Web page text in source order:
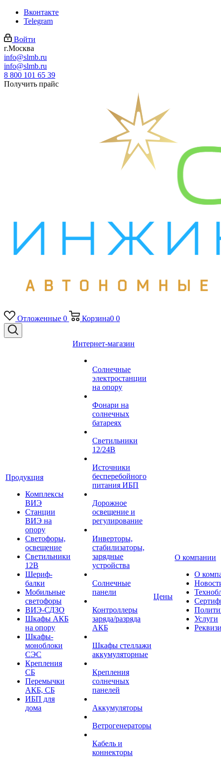
Вконтакте
Telegram
Войти
г.Москва
info@slmb.ru
info@slmb.ru
8 800 101 65 39
Получить прайс
Отложенные 0 Корзина0 0
Продукция
Комплексы
ВИЭ
Станции
ВИЭ на
опору
Светофоры,
освещение
Светильники
12В
Шериф-
балки
Мобильные
светофоры
ВИЭ-СДЗО
Шкафы АКБ
на опору
Шкафы-
моноблоки
СЭС
Крепления
СБ
Перемычки
АКБ, СБ
ИБП для
дома
Интернет-магазин
Солнечные
электростанции
на опору
Фонари на
солнечных
батареях
Светильники
12/24В
Источники
бесперебойного
питания ИБП
Дорожное
освещение и
регулирование
Инверторы,
стабилизаторы,
зарядные
устройства
Солнечные
панели
Контроллеры
заряда/разряда
АКБ
Шкафы стеллажи
аккумуляторные
Крепления
солнечных
панелей
Аккумуляторы
Ветрогенераторы
Кабель и
коннекторы
Цены
О компании
О
Услуги